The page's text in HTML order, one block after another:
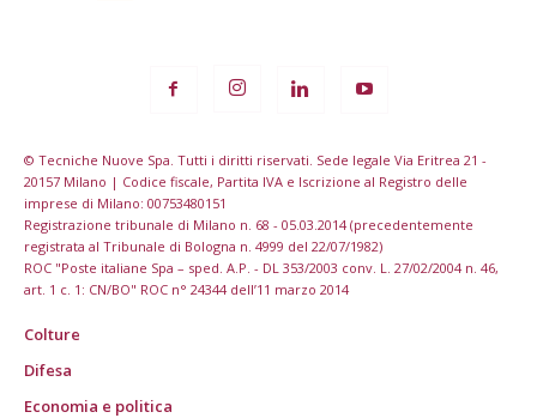
© Tecniche Nuove Spa. Tutti i diritti riservati. Sede legale Via Eritrea 21 -
20157 Milano | Codice fiscale, Partita IVA e Iscrizione al Registro delle
imprese di Milano: 00753480151
Registrazione tribunale di Milano n. 68 - 05.03.2014 (precedentemente
registrata al Tribunale di Bologna n. 4999 del 22/07/1982)
ROC "Poste italiane Spa – sped. A.P. - DL 353/2003 conv. L. 27/02/2004 n. 46,
art. 1 c. 1: CN/BO" ROC n° 24344 dell’11 marzo 2014
Colture
Difesa
Economia e politica